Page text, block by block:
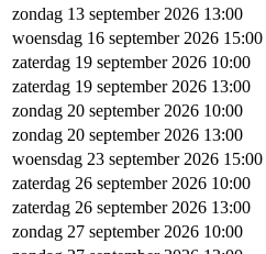
zondag 13 september 2026 13:00
woensdag 16 september 2026 15:00
zaterdag 19 september 2026 10:00
zaterdag 19 september 2026 13:00
zondag 20 september 2026 10:00
zondag 20 september 2026 13:00
woensdag 23 september 2026 15:00
zaterdag 26 september 2026 10:00
zaterdag 26 september 2026 13:00
zondag 27 september 2026 10:00